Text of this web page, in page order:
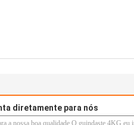
diretamente para nós